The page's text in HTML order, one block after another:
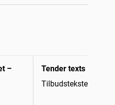
–
Tender texts
Tilbudstekster